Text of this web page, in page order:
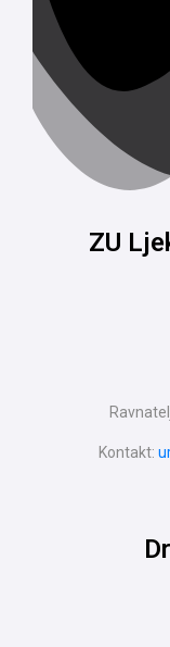
ZU
Kontakt: